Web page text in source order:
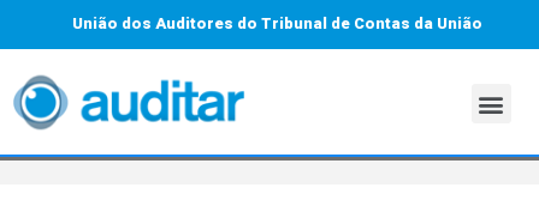
União dos Auditores do Tribunal de Contas da União